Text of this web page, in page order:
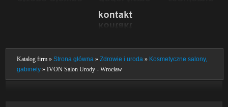
Katalog firm »Strona główna »Zdrowie i uroda » Kosmetyczne salony,
gabinety » IVON Salon Urody - Wrocław